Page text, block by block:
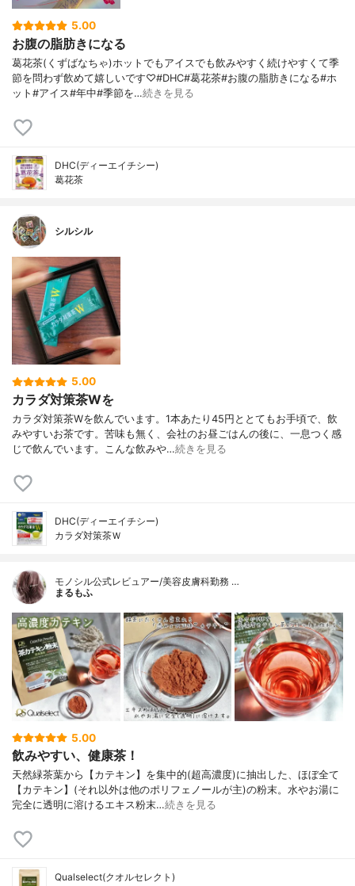
5.00
お腹の脂肪きになる
葛花茶(くずばなちゃ)ホットでもアイスでも飲みやすく続けやすくて季
節を問わず飲めて嬉しいです♡#DHC#葛花茶#お腹の脂肪きになる#ホ
ット#アイス#年中#季節を…続きを見る
DHC(ディーエイチシー)
葛花茶
シルシル
5.00
カラダ対策茶Wを
カラダ対策茶Wを飲んでいます。1本あたり45円ととてもお手頃で、飲
みやすいお茶です。苦味も無く、会社のお昼ごはんの後に、一息つく感
じで飲んでいます。こんな飲みや…続きを見る
DHC(ディーエイチシー)
カラダ対策茶Ｗ
モノシル公式レビュアー/美容皮膚科勤務 …
まるもふ
5.00
飲みやすい、健康茶！
天然緑茶葉から【カテキン】を集中的(超高濃度)に抽出した、ほぼ全て
【カテキン】(それ以外は他のポリフェノールが主)の粉末。水やお湯に
完全に透明に溶けるエキス粉末…続きを見る
Qualselect(クオルセレクト)